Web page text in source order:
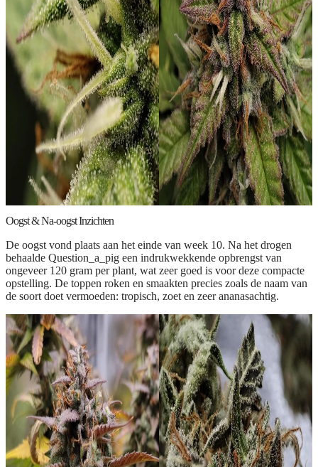
Oogst & Na-oogst Inzichten
De oogst vond plaats aan het einde van week 10. Na het drogen
behaalde Question_a_pig een indrukwekkende opbrengst van
ongeveer 120 gram per plant, wat zeer goed is voor deze compacte
opstelling. De toppen roken en smaakten precies zoals de naam van
de soort doet vermoeden: tropisch, zoet en zeer ananasachtig.